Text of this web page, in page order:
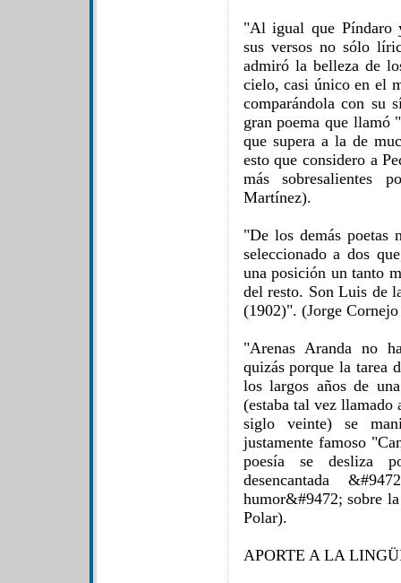
"Al igual que
sus versos no sólo
admiró la belleza de
cielo, casi único en el
comparándola con su
gran poema que llamó
que supera a la de
esto que considero a
más sobresalientes
Martínez).
"De los demás poetas
seleccionado a dos
una posición un tanto
del resto. Son Luis de
(1902)". (Jorge
"Arenas Aranda no
quizás porque la tarea
los largos años de
(estaba tal vez llamado
siglo veinte) se
justamente famoso
poesía se desliza
desencantada
humor&#9472; sobre
Polar).
APORTE A LA